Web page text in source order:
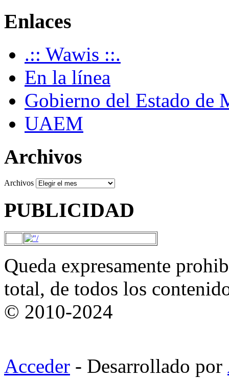
Enlaces
.:: Wawis ::.
En la línea
Gobierno del Estado de
UAEM
Archivos
Archivos
PUBLICIDAD
Queda expresamente
total, de todos los
© 2010-2024
Acceder - Desarrollado por